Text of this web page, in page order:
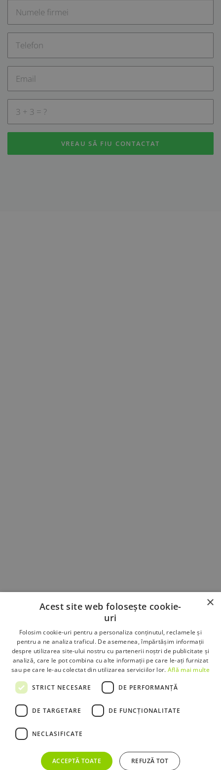
VREAU SĂ FIU CONTACTAT
Parametri de calitate
Procedura de soluționare a reclamațiilor
Interconectare
Portabilitatea Numerelor
Politica de confidențialitate
DOTRO Telecom SRL
Sector 1, București, România - Cod fiscal: 22053855
Operator independent de telecomunicații autorizat ANCOM.
×
Acest site web folosește cookie-
uri
Folosim cookie-uri pentru a personaliza conținutul, reclamele și
pentru a ne analiza traficul. De asemenea, împărtășim informații
despre utilizarea site-ului nostru cu partenerii noștri de publicitate și
analiză, care le pot combina cu alte informații pe care le-ați furnizat
sau pe care le-au colectat din utilizarea serviciilor lor. Află mai multe
STRICT NECESARE DE PERFORMANȚĂ
DE TARGETARE DE FUNCŢIONALITATE
NECLASIFICATE
ACCEPTĂ TOATE REFUZĂ TOT